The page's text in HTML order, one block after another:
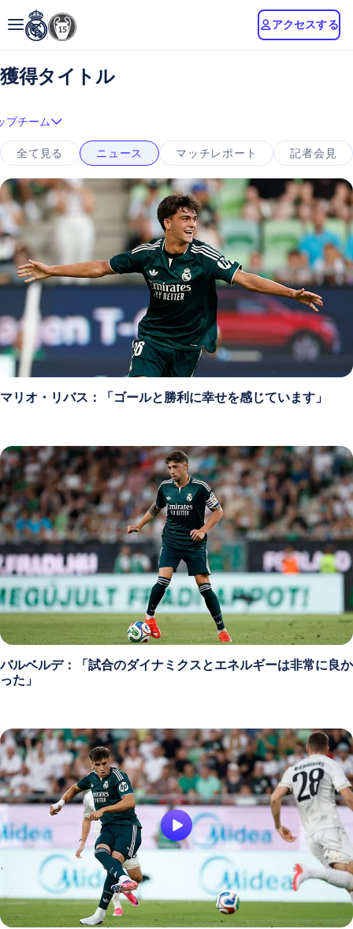
アクセスする
獲得タイトル
プチーム
全て見る ニュース マッチレポート 記者会見
マリオ・リバス：「ゴールと勝利に幸せを感じています」
バルベルデ：「試合のダイナミクスとエネルギーは非常に良か
った」